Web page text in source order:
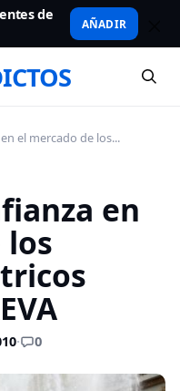
de
AÑADIR
el mercado de los...
en
los
· 0